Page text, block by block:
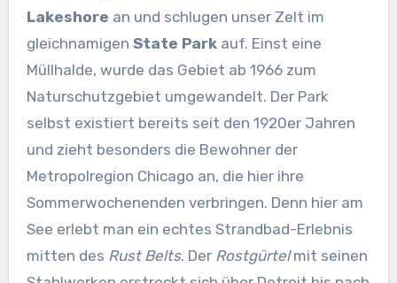
Lakeshore an und schlugen unser Zelt im
gleichnamigen State Parkauf. Einst eine
Müllhalde, wurde das Gebiet ab 1966 zum
Naturschutzgebiet umgewandelt. Der Park
selbst existiert bereits seit den 1920er Jahren
und zieht besonders die Bewohner der
Metropolregion Chicago an, die hier ihre
Sommerwochenenden verbringen. Denn hier am
See erlebt man ein echtes Strandbad-Erlebnis
mitten des Rust Belts. Der Rostgürtelmit seinen